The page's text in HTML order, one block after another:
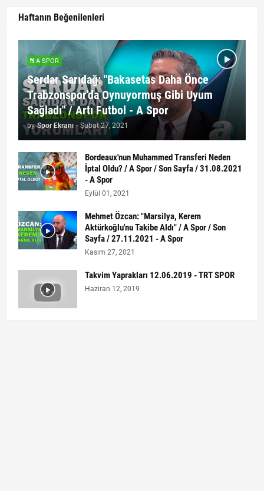
Haftanın Beğenilenleri
A SPOR
Serdar Sarıdağ: "Bakasetas Daha Önce
Trabzonspor'da Oynuyormuş Gibi Uyum
Sağladı" / Artı Futbol - A Spor
by Spor Ekranı - Şubat 27, 2021
Bordeaux'nun Muhammed Transferi Neden
İptal Oldu? / A Spor / Son Sayfa / 31.08.2021
- A Spor
Eylül 01, 2021
Mehmet Özcan: "Marsilya, Kerem
Aktürkoğlu'nu Takibe Aldı" / A Spor / Son
Sayfa / 27.11.2021 - A Spor
Kasım 27, 2021
Takvim Yaprakları 12.06.2019 - TRT SPOR
Haziran 12, 2019